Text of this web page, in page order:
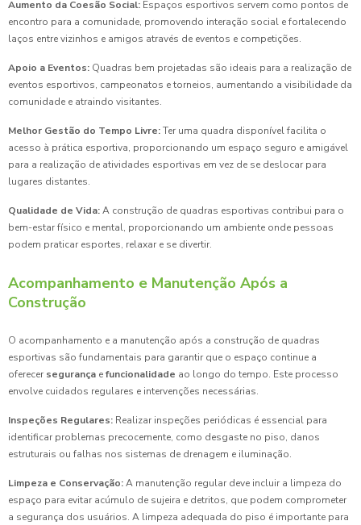
Aumento da Coesão Social: Espaços esportivos servem como pontos de
encontro para a comunidade, promovendo interação social e fortalecendo
laços entre vizinhos e amigos através de eventos e competições.
Apoio a Eventos: Quadras bem projetadas são ideais para a realização de
eventos esportivos, campeonatos e torneios, aumentando a visibilidade da
comunidade e atraindo visitantes.
Melhor Gestão do Tempo Livre:Ter uma quadra disponível facilita o
acesso à prática esportiva, proporcionando um espaço seguro e amigável
para a realização de atividades esportivas em vez de se deslocar para
lugares distantes.
Qualidade de Vida:A construção de quadras esportivas contribui para o
bem-estar físico e mental, proporcionando um ambiente onde pessoas
podem praticar esportes, relaxar e se divertir.
Acompanhamento e Manutenção Após a
Construção
O acompanhamento e a manutenção após a construção de quadras
esportivas são fundamentais para garantir que o espaço continue a
oferecer segurança efuncionalidade ao longo do tempo. Este processo
envolve cuidados regulares e intervenções necessárias.
Inspeções Regulares: Realizar inspeções periódicas é essencial para
identificar problemas precocemente, como desgaste no piso, danos
estruturais ou falhas nos sistemas de drenagem e iluminação.
Limpeza e Conservação:A manutenção regular deve incluir a limpeza do
espaço para evitar acúmulo de sujeira e detritos, que podem comprometer
a segurança dos usuários. A limpeza adequada do piso é importante para